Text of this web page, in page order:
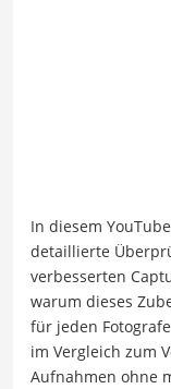
In diesem
detaillierte
verbesserten
warum dieses
für jeden
im Vergleich zum
Aufnahmen ohne